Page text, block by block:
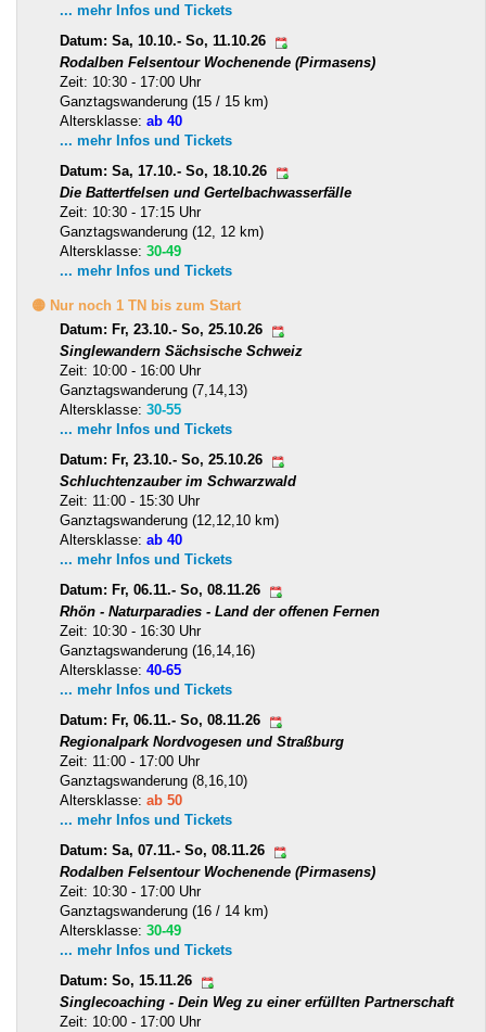
... mehr Infos und Tickets
Datum: Sa, 10.10.- So, 11.10.26
Rodalben Felsentour Wochenende (Pirmasens)
Zeit: 10:30 - 17:00 Uhr
Ganztagswanderung (15 / 15 km)
Altersklasse: ab 40
... mehr Infos und Tickets
Datum: Sa, 17.10.- So, 18.10.26
Die Battertfelsen und Gertelbachwasserfälle
Zeit: 10:30 - 17:15 Uhr
Ganztagswanderung (12, 12 km)
Altersklasse: 30-49
... mehr Infos und Tickets
🟡 Nur noch 1 TN bis zum Start
Datum: Fr, 23.10.- So, 25.10.26
Singlewandern Sächsische Schweiz
Zeit: 10:00 - 16:00 Uhr
Ganztagswanderung (7,14,13)
Altersklasse: 30-55
... mehr Infos und Tickets
Datum: Fr, 23.10.- So, 25.10.26
Schluchtenzauber im Schwarzwald
Zeit: 11:00 - 15:30 Uhr
Ganztagswanderung (12,12,10 km)
Altersklasse: ab 40
... mehr Infos und Tickets
Datum: Fr, 06.11.- So, 08.11.26
Rhön - Naturparadies - Land der offenen Fernen
Zeit: 10:30 - 16:30 Uhr
Ganztagswanderung (16,14,16)
Altersklasse: 40-65
... mehr Infos und Tickets
Datum: Fr, 06.11.- So, 08.11.26
Regionalpark Nordvogesen und Straßburg
Zeit: 11:00 - 17:00 Uhr
Ganztagswanderung (8,16,10)
Altersklasse: ab 50
... mehr Infos und Tickets
Datum: Sa, 07.11.- So, 08.11.26
Rodalben Felsentour Wochenende (Pirmasens)
Zeit: 10:30 - 17:00 Uhr
Ganztagswanderung (16 / 14 km)
Altersklasse: 30-49
... mehr Infos und Tickets
Datum: So, 15.11.26
Singlecoaching - Dein Weg zu einer erfüllten Partnerschaft
Zeit: 10:00 - 17:00 Uhr